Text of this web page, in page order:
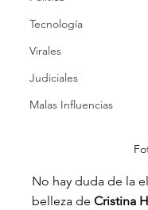
Tecnología
Virales
Judiciales
Malas Influencias
No hay duda de la
belleza de Cristina